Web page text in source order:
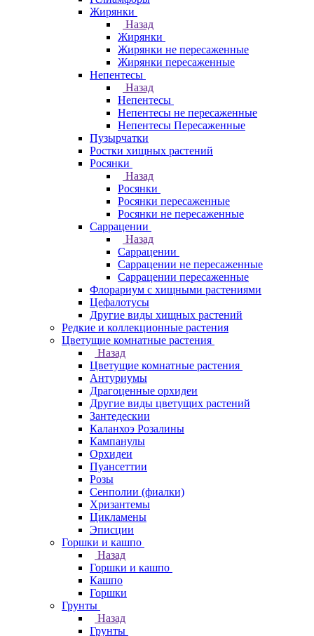
Жирянки
Назад
Жирянки
Жирянки не пересаженные
Жирянки пересаженные
Непентесы
Назад
Непентесы
Непентесы не пересаженные
Непентесы Пересаженные
Пузырчатки
Ростки хищных растений
Росянки
Назад
Росянки
Росянки пересаженные
Росянки не пересаженные
Саррацении
Назад
Саррацении
Саррацении не пересаженные
Саррацении пересаженные
Флорариум с хищными растениями
Цефалотусы
Другие виды хищных растений
Редкие и коллекционные растения
Цветущие комнатные растения
Назад
Цветущие комнатные растения
Антуриумы
Драгоценные орхидеи
Другие виды цветущих растений
Зантедескии
Каланхоэ Розалины
Кампанулы
Орхидеи
Пуансеттии
Розы
Сенполии (фиалки)
Хризантемы
Цикламены
Эписции
Горшки и кашпо
Назад
Горшки и кашпо
Кашпо
Горшки
Грунты
Назад
Грунты